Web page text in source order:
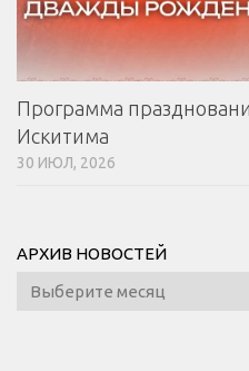
Программа
Искитима
30 ИЮЛ, 2026
АРХИВ НОВОСТЕЙ
Архив
новостей